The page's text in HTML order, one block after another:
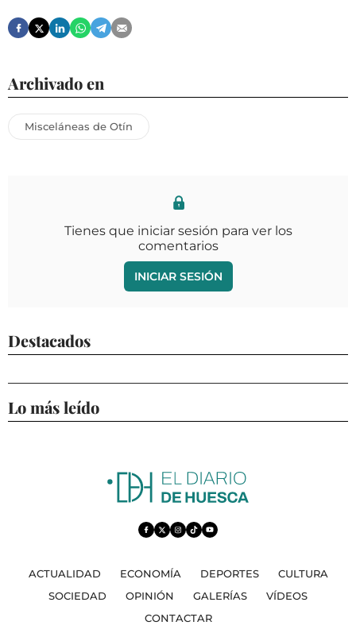
Archivado en
Misceláneas de Otín
Tienes que iniciar sesión para ver los
comentarios
INICIAR SESIÓN
Destacados
Lo más leído
ACTUALIDAD ECONOMÍA DEPORTES
CULTURA
SOCIEDAD
OPINIÓN GALERÍAS
VÍDEOS
CONTACTAR